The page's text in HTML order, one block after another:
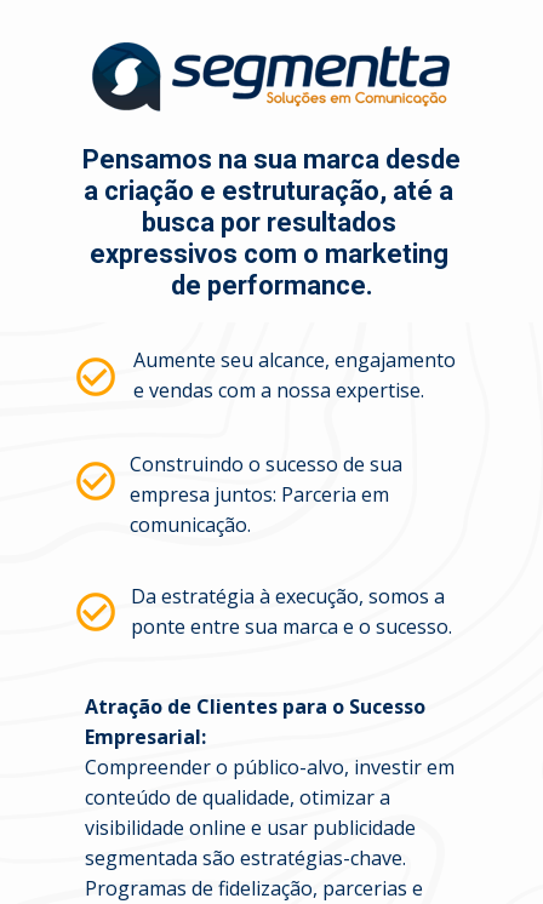
Atração de Clientes para o Sucesso
Empresarial:
Compreender o público-alvo, investir em
conteúdo de qualidade, otimizar a
visibilidade online e usar publicidade
segmentada são estratégias-chave.
Programas de fidelização, parcerias e
Pensamos na sua marca desde
a criação e estruturação, até a
busca por resultados
expressivos com o marketing
de performance.
Aumente seu alcance, engajamento
e vendas com a nossa expertise.
Construindo o sucesso de sua
empresa juntos: Parceria em
comunicação.
Da estratégia à execução, somos a
ponte entre sua marca e o sucesso.